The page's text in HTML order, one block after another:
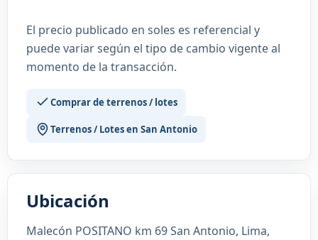
El precio publicado en soles es referencial y
puede variar según el tipo de cambio vigente al
momento de la transacción.
Comprar de terrenos / lotes
Terrenos / Lotes en San Antonio
Ubicación
Malecón POSITANO km 69 San Antonio, Lima,